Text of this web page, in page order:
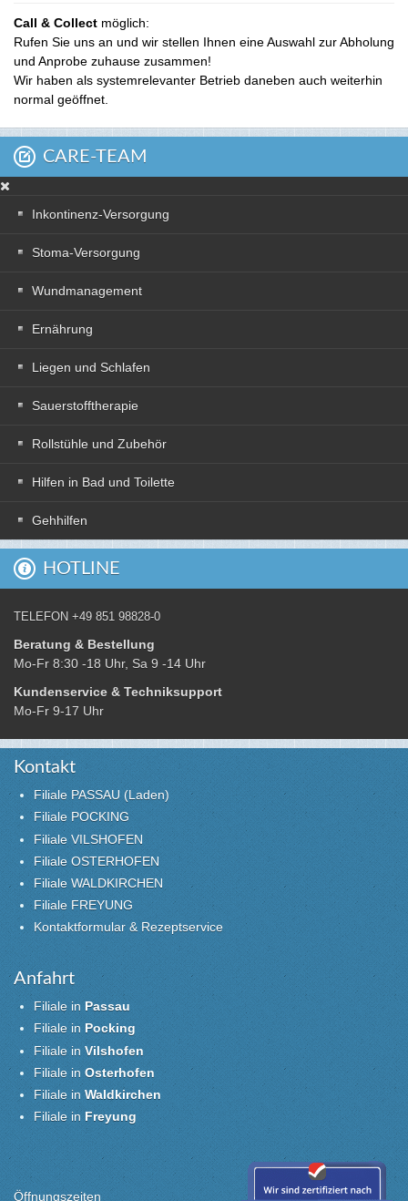
Call & Collect möglich:
Rufen Sie uns an und wir stellen Ihnen eine Auswahl zur Abholung
und Anprobe zuhause zusammen!
Wir haben als systemrelevanter Betrieb daneben auch weiterhin
normal geöffnet.
CARE-TEAM
Inkontinenz-Versorgung
Stoma-Versorgung
Wundmanagement
Ernährung
Liegen und Schlafen
Sauerstofftherapie
Rollstühle und Zubehör
Hilfen in Bad und Toilette
Gehhilfen
HOTLINE
TELEFON +49 851 98828-0
Beratung & Bestellung
Mo-Fr 8:30 -18 Uhr, Sa 9 -14 Uhr
Kundenservice & Techniksupport
Mo-Fr 9-17 Uhr
Kontakt
Filiale PASSAU (Laden)
Filiale POCKING
Filiale VILSHOFEN
Filiale OSTERHOFEN
Filiale WALDKIRCHEN
Filiale FREYUNG
Kontaktformular & Rezeptservice
Anfahrt
Filiale in Passau
Filiale in Pocking
Filiale inVilshofen
Filiale inOsterhofen
Filiale inWaldkirchen
Filiale inFreyung
Öffnungszeiten